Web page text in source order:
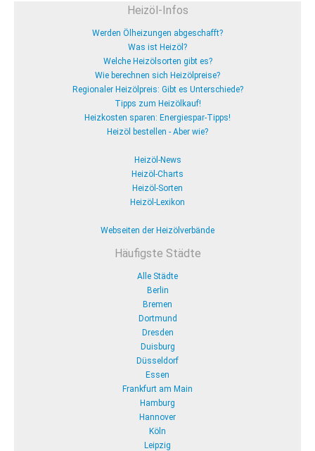
Heizöl-Infos
Werden Ölheizungen abgeschafft?
Was ist Heizöl?
Welche Heizölsorten gibt es?
Wie berechnen sich Heizölpreise?
Regionaler Heizölpreis: Gibt es Unterschiede?
Tipps zum Heizölkauf!
Heizkosten sparen: Energiespar-Tipps!
Heizöl bestellen - Aber wie?
Heizöl-News
Heizöl-Charts
Heizöl-Sorten
Heizöl-Lexikon
Webseiten der Heizölverbände
Häufigste Städte
Alle Städte
Berlin
Bremen
Dortmund
Dresden
Duisburg
Düsseldorf
Essen
Frankfurt am Main
Hamburg
Hannover
Köln
Leipzig